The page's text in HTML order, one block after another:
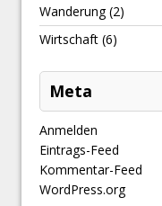
Wanderung(2)
Wirtschaft (6)
Meta
Anmelden
Eintrags-Feed
Kommentar-Feed
WordPress.org